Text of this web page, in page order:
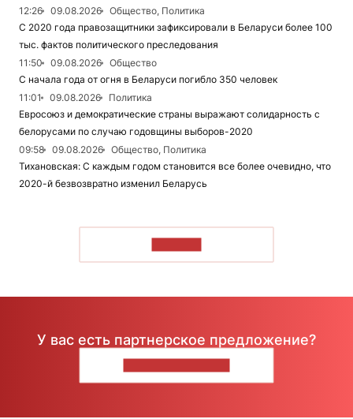
12:26
09.08.2026
Общество, Политика
С 2020 года правозащитники зафиксировали в Беларуси более 100
тыс. фактов политического преследования
11:50
09.08.2026
Общество
С начала года от огня в Беларуси погибло 350 человек
11:01
09.08.2026
Политика
Евросоюз и демократические страны выражают солидарность с
белорусами по случаю годовщины выборов-2020
09:58
09.08.2026
Общество, Политика
Тихановская: С каждым годом становится все более очевидно, что
2020-й безвозвратно изменил Беларусь
У вас есть партнерское предложение?